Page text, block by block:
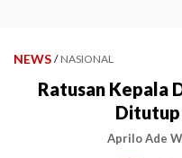
NEWS / NASIONAL
Ratusan Kepala
Ditutup
Aprilo Ade